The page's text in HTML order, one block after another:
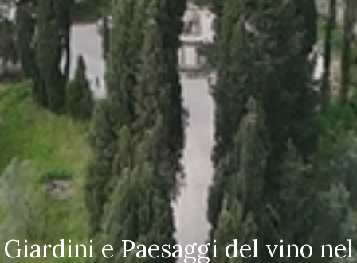
Giardini e Paesaggi del vino nel